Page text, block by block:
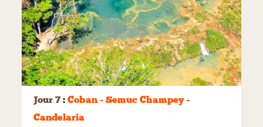
©
Jour 7 : Coban - Semuc Champey -
Candelaria